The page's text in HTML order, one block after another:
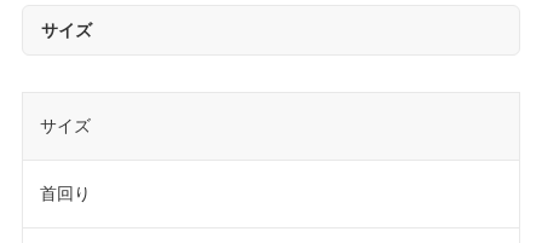
サイズ
サイズ
首回り